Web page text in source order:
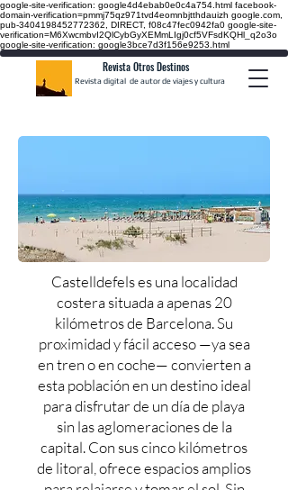
google-site-verification: google4d4ebab0e0c4a754.html facebook-
domain-verification=pmmj75qz971tvd4eomnbjtthdauizh google.com,
pub-3404198452772362, DIRECT, f08c47fec0942fa0 google-site-
verification=M6XwcmbvI2QlCybGyXEMmLIgj0cf5VFsdKQHl_q2o3o
google-site-verification: google3bce7d3f156e9253.html
Revista Otros Destinos
Revista digital de autor de viajes y cultura
Castelldefels es una localidad
costera situada a apenas 20
kilómetros de Barcelona. Su
proximidad y fácil acceso —ya sea
en tren o en coche— convierten a
esta población en un destino ideal
para disfrutar de un día de playa
sin las aglomeraciones de la
capital. Con sus cinco kilómetros
de litoral, ofrece espacios amplios